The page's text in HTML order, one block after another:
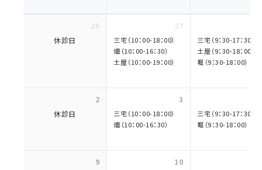
26
休診日
27
三宅（10：00-18：00）
畑（10：00-16：30）
土屋（10：00-19：00）
三宅（9：30-17：30）
土屋（9：30-18：00）
堀（9：30-18：00）
2
休診日
3
三宅（10：00-18：00）
畑（10：00-16：30）
三宅（9：30-17：30）
堀（9：30-18：00）
9
10